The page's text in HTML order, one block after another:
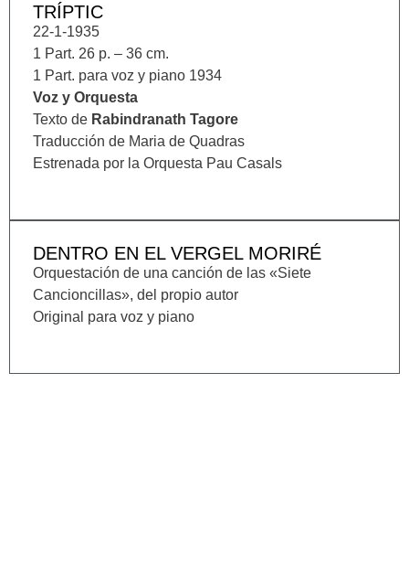
TRÍPTIC
22-1-1935
1 Part. 26 p. – 36 cm.
1 Part. para voz y piano 1934
Voz y Orquesta
Texto de Rabindranath Tagore
Traducción de Maria de Quadras
Estrenada por la Orquesta Pau Casals
DENTRO EN EL VERGEL MORIRÉ
Orquestación de una canción de las «Siete
Cancioncillas», del propio autor
Original para voz y piano